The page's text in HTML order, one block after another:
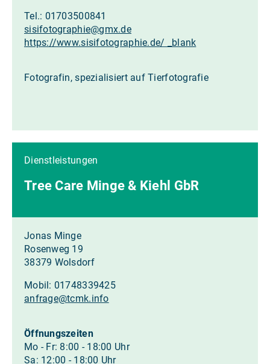
Tel.: 01703500841
sisifotographie@gmx.de
https://www.sisifotographie.de/ _blank
Fotografin, spezialisiert auf Tierfotografie
Dienstleistungen
Tree Care Minge & Kiehl GbR
Jonas Minge
Rosenweg 19
38379 Wolsdorf
Mobil: 01748339425
anfrage@tcmk.info
Öffnungszeiten
Mo - Fr: 8:00 - 18:00 Uhr
Sa: 12:00 - 18:00 Uhr